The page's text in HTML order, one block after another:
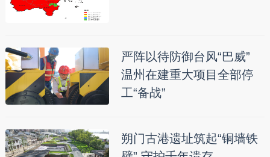
严阵以待防御台风“巴威”
温州在建重大项目全部停
工“备战”
朔门古港遗址筑起“铜墙铁